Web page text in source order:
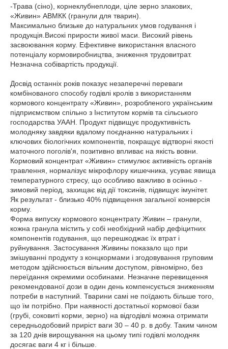
-Трава (сіно), корнеклубнеплоди, ціле зерно злакових,
«Живин» АВМКК (гранули для тварин).
Максимально близьке до натуральних умов годування і
продукція.Високі прирости живої маси. Високий рівень
засвоювання корму. Ефективне використання власного
потенціалу кормовиробництва, зниження трудовитрат.
Незначна собівартість продукції.
Досвід останніх років показує незаперечні переваги
комбінованого способу годівлі кролів з використанням
кормового концентрату «Живин», розробленого українським
підприємством спільно з Інститутом кормів та сільського
господарства УААН. Продукт підвищує продуктивність
молодняку завдяки вдалому поєднанню натуральних і
ключових біологічних компонентів, покращує відтворні якості
маточного поголів'я, позитивно впливає на якість вовни.
Кормовий концентрат «Живин» стимулює активність органів
травлення, нормалізує мікрофлору кишечника, усуває явища
температурного стресу, що особливо важливо в осінньо -
зимовий період, захищає від дії токсинів, підвищує імунітет.
Як результат - близько 40% підвищення загальної конверсія
корму.
Форма випуску кормового концентрату Живин – гранули,
кожна гранула містить у собі необхідний набір дефіцитних
компонентів годування, що перешкоджає їх втрат і
руйнування. Застосування Живины показало що при
змішуванні продукту з концкормами і згодовування груповим
методом здійснюється вільним доступом, рівномірно, без
переїдання окремими особинами. Незначне перевищення
рекомендованої дози в один день компенсується зниженням
потреби в наступний. Тварини самі не поїдають більше того,
що їм потрібно. При наявності достатньої кормової бази
(грубі, соковиті корми, зерно) на відгодівлі можна отримати
середньодобовий приріст ваги 30 – 40 р. в добу. Таким чином
за 120 днів вирощування на цьому типі годівлі молодняк
досягає ваги 4 кг і більше.